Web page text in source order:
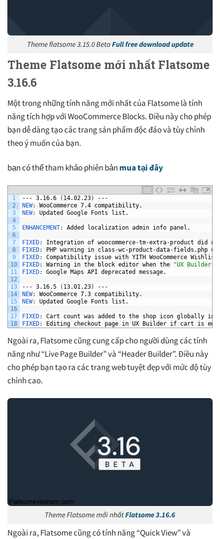
Theme flatsome 3.15.0 BetaFull free download update
Theme Flatsome mới nhất Flatsome
3.16.6
Một trong những tính năng mới nhất của Flatsome là tính
năng tích hợp với WooCommerce Blocks. Điều này cho phép
bạn dễ dàng tạo các trang sản phẩm độc đáo và tùy chỉnh
theo ý muốn của bạn.
bạn có thể tham khảo phiên bản mua tại đây
1
2
3
4
5
6
7
8
9
10
11
12
13
14
15
16
17
18
--- 3.16.6 ( 14.02.23)
---
NEW: WooCommerce 7.4 compatibility.
NEW: Updated Google Fonts list.
ENHANCEMENT: Added localization admin info panel.
FIXED: Integration of woocommerce-tm-extra-product did
FIXED: PHP warning in class-wc-product-data-fields.php
FIXED: Compatibility issue with YITH WooCommerce Wishlist
FIXED: Warning in the block editor when the
"UX Builder
FIXED: Google Maps API deprecated message.
--- 3.16.5 ( 13.01.23)
---
NEW: WooCommerce 7.3 compatibility.
NEW: Updated Google Fonts list.
FIXED: Cart count was added to the shop icon globally in
FIXED: Editing checkout page in UX Builder if cart is
Ngoài ra, Flatsome cũng cung cấp cho người dùng các tính
năng như “Live Page Builder” và “Header Builder”. Điều này
cho phép bạn tạo ra các trang web tuyệt đẹp với mức độ tùy
chỉnh cao.
Theme Flatsome mới nhấtFlatsome 3.16.6
Ngoài ra, Flatsome cũng có tính năng “Quick View” và